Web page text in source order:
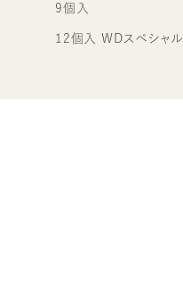
9個入
12個入 WDスペシャル